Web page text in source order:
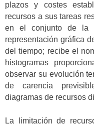
plazos y costes
recursos a sus tareas
en el conjunto de la
representación gráfica
del tiempo; recibe el
histogramas
observar su evolución
de carencia
diagramas de recursos
La limitación de